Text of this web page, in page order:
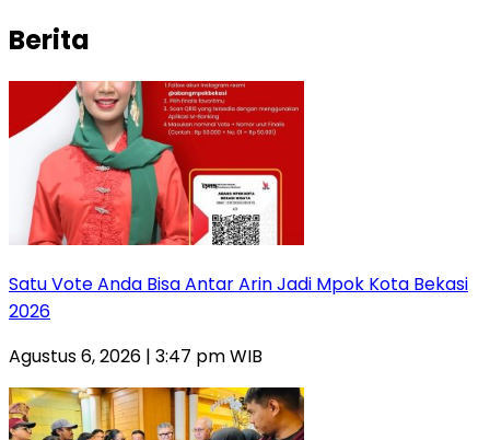
Berita
Satu Vote Anda Bisa Antar Arin Jadi Mpok Kota Bekasi
2026
Agustus 6, 2026 | 3:47 pm WIB